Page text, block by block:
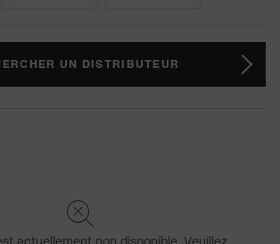
UN DISTRIBUTEUR